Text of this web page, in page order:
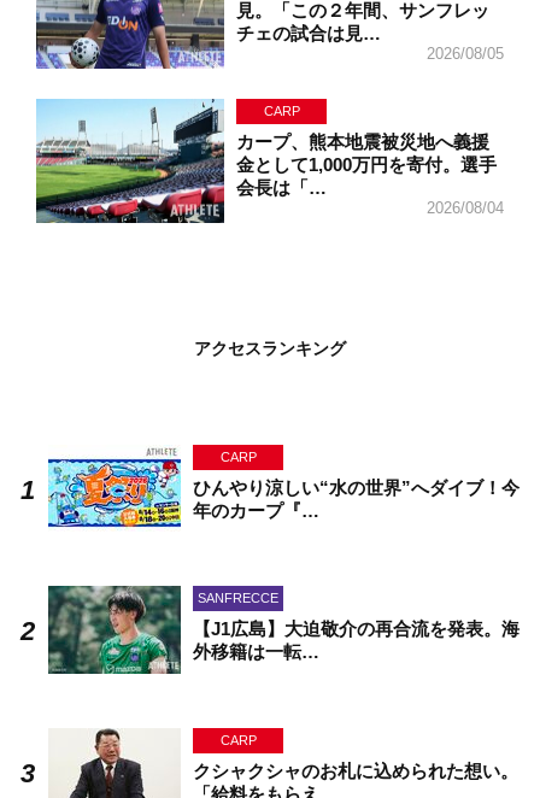
見。「この２年間、サンフレッ
チェの試合は見…
2026/08/05
CARP
カープ、熊本地震被災地へ義援
金として1,000万円を寄付。選手
会長は「…
2026/08/04
アクセスランキング
CARP
ひんやり涼しい“水の世界”へダイブ！今
年のカープ『…
SANFRECCE
【J1広島】大迫敬介の再合流を発表。海
外移籍は一転…
CARP
クシャクシャのお札に込められた想い。
「給料をもらえ…